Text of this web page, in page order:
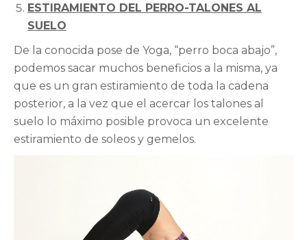
ESTIRAMIENTO DEL PERRO-TALONES AL
SUELO
De la conocida pose de Yoga, “perro boca abajo”,
podemos sacar muchos beneficios a la misma, ya
que es un gran estiramiento de toda la cadena
posterior, a la vez que el acercar los talones al
suelo lo máximo posible provoca un excelente
estiramiento de soleos y gemelos.